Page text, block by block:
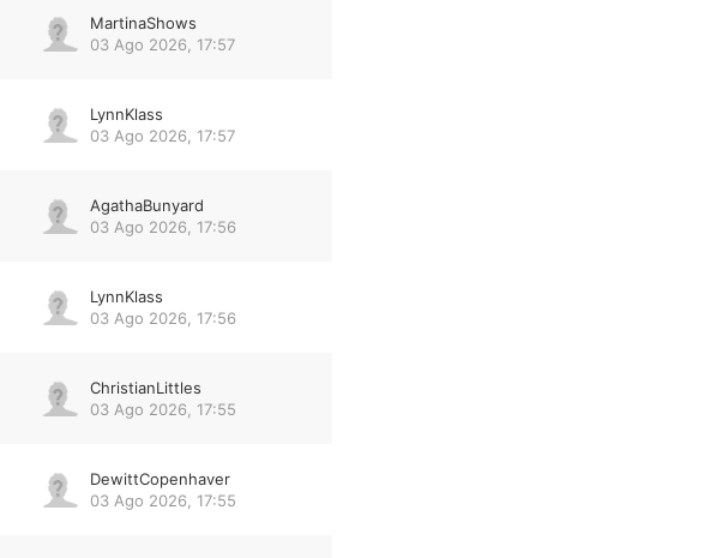
MartinaShows
03 Ago 2026, 17:57
LynnKlass
03 Ago 2026, 17:57
AgathaBunyard
03 Ago 2026, 17:56
LynnKlass
03 Ago 2026, 17:56
ChristianLittles
03 Ago 2026, 17:55
DewittCopenhaver
03 Ago 2026, 17:55